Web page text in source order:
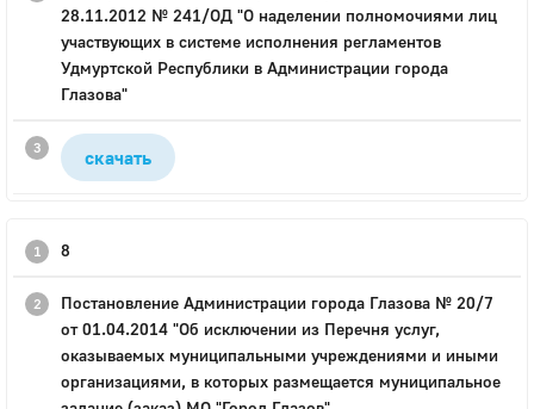
28.11.2012 № 241/ОД "О наделении полномочиями лиц
участвующих в системе исполнения регламентов
Удмуртской Республики в Администрации города
Глазова"
скачать
8
Постановление Администрации города Глазова № 20/7
от 01.04.2014 "Об исключении из Перечня услуг,
оказываемых муниципальными учреждениями и иными
организациями, в которых размещается муниципальное